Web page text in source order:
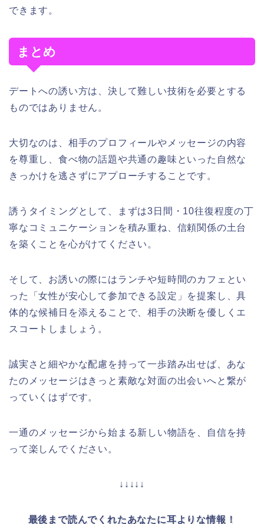
できます。
まとめ
デートへの誘い方は、決して難しい技術を必要とする
ものではありません。
大切なのは、相手のプロフィールやメッセージの内容
を尊重し、食べ物の話題や共通の趣味といった自然な
きっかけを逃さずにアプローチすることです。
誘うタイミングとして、まずは3日間・10往復程度の丁
寧なコミュニケーションを積み重ね、信頼関係の土台
を築くことを心がけてください。
そして、お誘いの際にはランチや短時間のカフェとい
った「女性が安心して参加できる設定」を提案し、具
体的な候補日を添えることで、相手の決断を優しくエ
スコートしましょう。
誠実さと細やかな配慮を持って一歩踏み出せば、あな
たのメッセージはきっと素敵な対面の出会いへと繋が
っていくはずです。
一通のメッセージから始まる新しい物語を、自信を持
って楽しんでください。
↓↓↓↓↓
最後まで読んでくれたあなたに耳よりな情報！